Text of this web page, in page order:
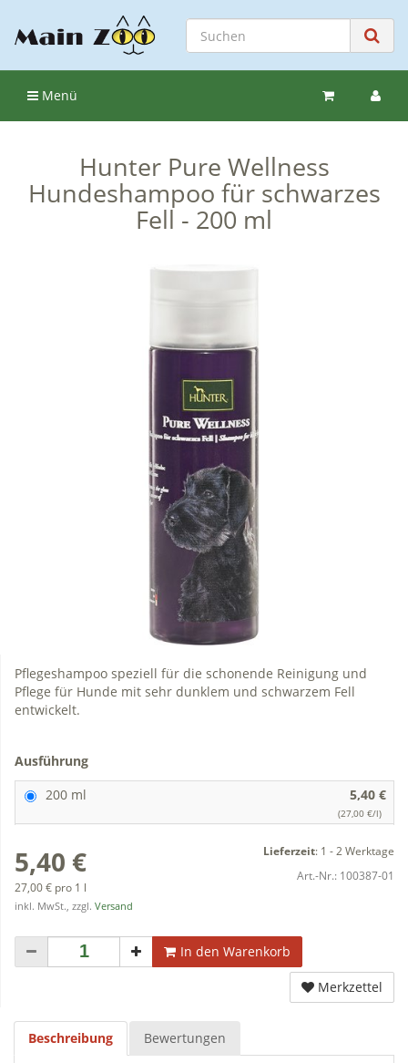
Menü
Hunter Pure Wellness
Hundeshampoo für schwarzes
Fell - 200 ml
Pflegeshampoo speziell für die schonende Reinigung und
Pflege für Hunde mit sehr dunklem und schwarzem Fell
entwickelt.
Ausführung
200 ml
5,40 €
(27,00 €/l)
5,40 €
27,00 € pro 1 l
inkl. MwSt., zzgl. Versand
Lieferzeit: 1 - 2 Werktage
Art.-Nr.: 100387-01
In den Warenkorb
Merkzettel
Beschreibung Bewertungen